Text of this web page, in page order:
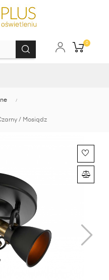
0
/ Mosiądz